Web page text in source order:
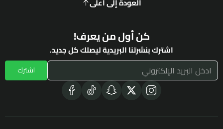
كن أول من يعرف!
اشترك بنشرتنا البريدية ليصلك كل جديد.
اشترك